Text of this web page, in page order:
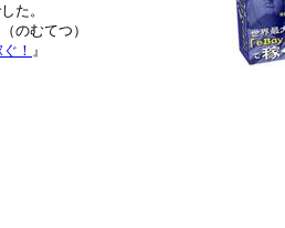
た。
のむてつ）
！ 』